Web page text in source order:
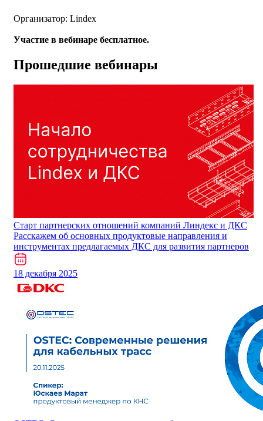
Организатор: Lindex
Участие в вебинаре бесплатное.
Прошедшие вебинары
Cтарт партнерских отношений компаний Линдекс и ДКС
Расскажем об основных продуктовые направления и
инструментах предлагаемых ДКС для развития партнеров
18 декабря 2025